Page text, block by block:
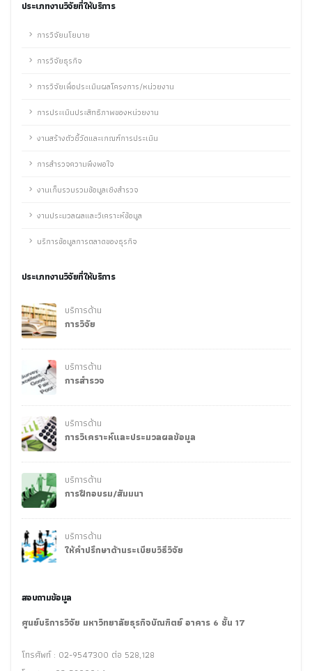
ประเภทงานวิจัยที่ให้บริการ
การวิจัยนโยบาย
การวิจัยธุรกิจ
การวิจัยเพื่อประเมินผลโครงการ/หน่วยงาน
การประเมินประสิทธิภาพของหน่วยงาน
งานสร้างตัวชี้วัดและเกณฑ์การประเมิน
การสำรวจความพึงพอใจ
งานเก็บรวบรวมข้อมูลเชิงสำรวจ
งานประมวลผลและวิเคราะห์ข้อมูล
บริการข้อมูลการตลาดของธุรกิจ
ประเภทงานวิจัยที่ให้บริการ
บริการด้าน
การวิจัย
บริการด้าน
การสำรวจ
บริการด้าน
การวิเคราะห์และประมวลผลข้อมูล
บริการด้าน
การฝึกอบรม/สัมมนา
บริการด้าน
ให้คำปรึกษาด้านระเบียบวิธีวิจัย
สอบถามข้อมูล
ศูนย์บริการวิจัย มหาวิทยาลัยธุรกิจบัณฑิตย์ อาคาร 6 ชั้น 17
โทรศัพท์ : 02-9547300 ต่อ 528,128